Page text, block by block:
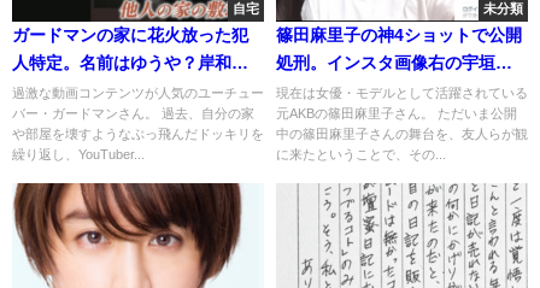
自宅
ガードマンの家に花火放った犯
人特定。名前はゆうや？岸和田
の自宅住所は隠すべき?[動画]
過激な動画コンテンツが人気のユーチュー
バー・ガードマンさん。 過去、自分の家
や部屋を壊すようなぶっ飛んだドッキリを
繰り返し、YouTuber...
未分類
篠田麻里子の神4ショットで公開
処刑。インスタ画像右の宇垣美
里
現在は女優・モデルとして活躍されている
元AKBの篠田麻里子さん。 ただいま公開
中の篠田麻里子さんの舞台を、友人らが観
に来たということで、その...